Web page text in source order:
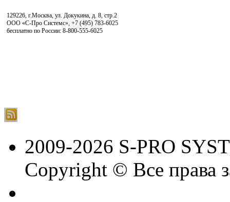
129226, г.Москва, ул. Докукина, д. 8, стр.2
ООО «С-Про Системс», +7 (495) 783-6025
бесплатно по России: 8-800-555-6025
2009-2026 S-PRO
Copyright © Все права